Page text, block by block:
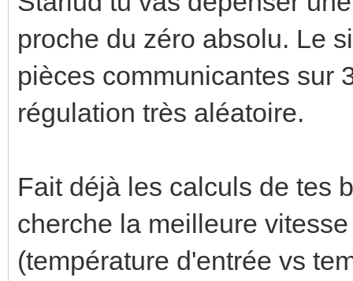
proche du zéro absolu. Le
pièces communicantes sur
régulation très aléatoire.
Fait déjà les calculs de tes
cherche la meilleure
(température d'entrée vs